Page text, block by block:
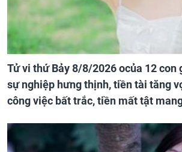
Tử vi thứ Bảy 8/8/2026 ocủa 12 con
sự nghiệp hưng thịnh, tiền tài tăng
công việc bất trắc, tiền mất tật